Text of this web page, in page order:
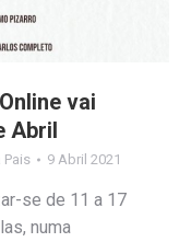
vai
Abril
Pais 9 Abril 2021
se de 11 a 17
numa